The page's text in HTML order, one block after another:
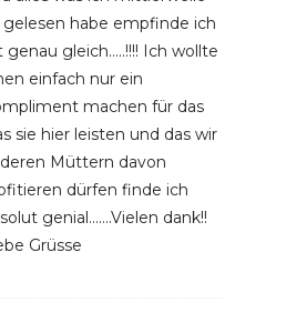
gelesen habe empfinde ich
genau gleich…..!!!! Ich wollte
einfach nur ein
machen für das
sie hier leisten und das wir
Müttern davon
dürfen finde ich
genial…….Vielen dank!!
Grüsse